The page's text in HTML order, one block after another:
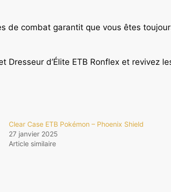
de combat garantit que vous êtes
Dresseur d’Élite ETB Ronflex et revivez
Clear Case ETB Pokémon – Phoenix Shield
27 janvier 2025
Article similaire